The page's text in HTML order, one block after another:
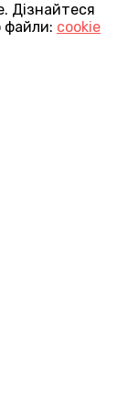
Дізнайтеся
файли: cookie